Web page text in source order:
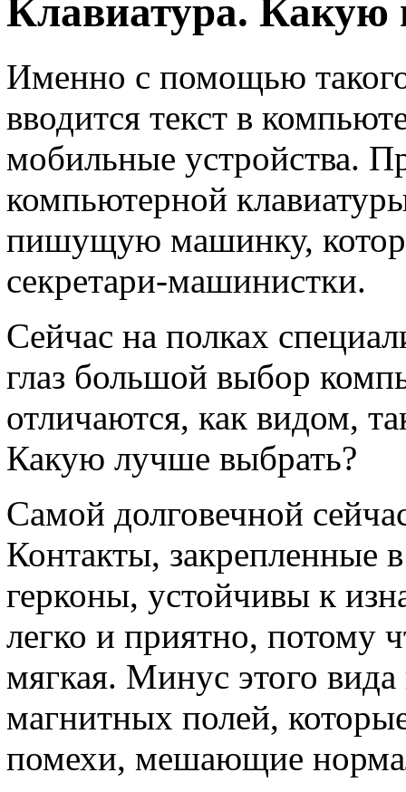
Клавиатура. Какую
Именно с помощью такого
вводится текст в
мобильные устройства.
компьютерной
пишущую машинку,
секретари-машинистки.
Сейчас на полках
глаз большой выбор
отличаются, как видом,
Какую лучше выбрать?
Самой долговечной
Контакты, закрепленные
герконы, устойчивы к
легко и приятно, потому
мягкая. Минус этого
магнитных полей,
помехи, мешающие